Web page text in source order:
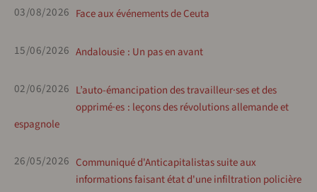
03/08/2026 Face aux événements de Ceuta
15/06/2026 Andalousie : Un pas en avant
02/06/2026 L’auto-émancipation des travailleur·ses et des
opprimé·es : leçons des révolutions allemande et
espagnole
26/05/2026 Communiqué d'Anticapitalistas suite aux
informations faisant état d'une infiltration policière